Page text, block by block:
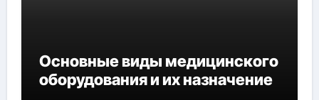
Основные виды медицинского
оборудования и их назначение